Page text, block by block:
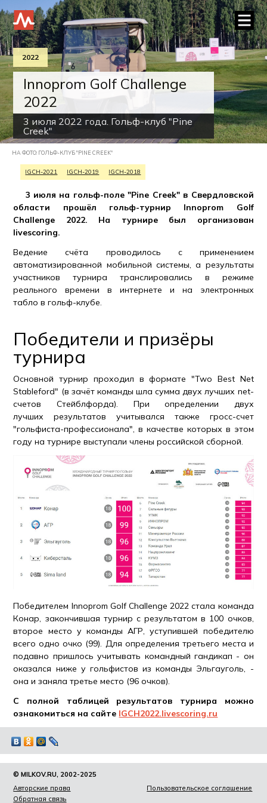
2022
Innoprom Golf Challenge
2022
3 июля 2022 года. Гольф-клуб "Pine
Creek"
НА ФОТО: ГОЛЬФ-КЛУБ "PINE CREEK"
IGCH-2021 IGCH-2019 IGCH-2018
3 июля на гольф-поле "Pine Creek" в Свердловской
области прошёл гольф-турнир Innoprom Golf
Challenge 2022. На турнире был организован
livescoring.
Ведение счёта проводилось с применением
автоматизированной мобильной системы, а результаты
участников турнира транслировались в режиме
реального времени в интернете и на электронных
табло в гольф-клубе.
Победители и призёры
турнира
Основной турнир проходил в формате "Two Best Net
Stableford" (в зачёт команды шла сумма двух лучших net-
счетов Стейблфорда). При определении двух
лучших результатов учитывался также гросс-счет
"гольфиста-профессионала", в качестве которых в этом
году на турнире выступали члены российской сборной.
Победителем Innoprom Golf Challenge 2022 стала команда
Конар, закончившая турнир с результатом в 100 очков,
второе место у команды АГР, уступившей победителю
всего одно очко (99). Для определения третьего места и
подавно пришлось учитывать командный гандикап - он
оказался ниже у гольфистов из команды Эльгауголь, -
она и заняла третье место (96 очков).
С полной таблицей результатов турнира можно
ознакомиться на сайте IGCH2022.livescoring.ru
© MILKOV.RU, 2002-2025
Авторские права
Пользовательское соглашение
Обратная связь